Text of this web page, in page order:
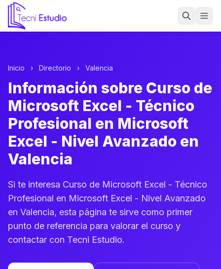
Ir a la página de inicio de Tecni Estudio
Inicio › Directorio › Valencia
Información sobre Curso de
Microsoft Excel - Técnico
Profesional en Microsoft
Excel - Nivel Avanzado en
Valencia
Si te interesa Curso de Microsoft Excel - Técnico
Profesional en Microsoft Excel - Nivel Avanzado
en Valencia, esta página te sirve como primer
punto de referencia para valorar el curso y
contactar con Tecni Estudio.